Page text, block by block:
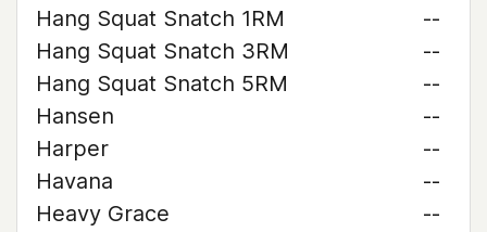
Hang Squat Snatch 1RM
--
Hang Squat Snatch 3RM
--
Hang Squat Snatch 5RM
--
Hansen
--
Harper
--
Havana
--
Heavy Grace
--